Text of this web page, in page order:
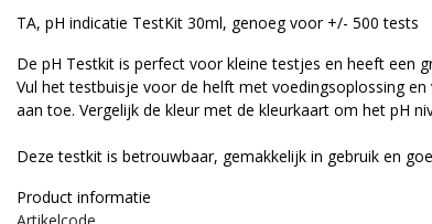
TA, pH indicatie TestKit 30ml, genoeg voor +/- 500 tests
De pH Testkit is perfect voor kleine testjes en heeft een
Vul het testbuisje voor de helft met voedingsoplossing
aan toe. Vergelijk de kleur met de kleurkaart om het pH
Deze testkit is betrouwbaar, gemakkelijk in gebruik en
Product informatie